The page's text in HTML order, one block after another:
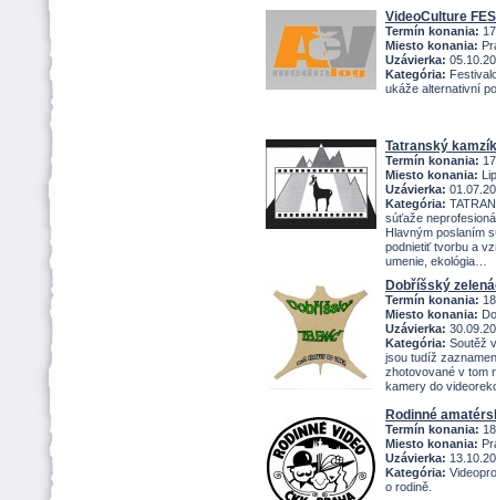
VideoCulture
Termín konania:
Miesto konania:
Uzávierka:
Kategória:
ukáže alternativní
Tatranský kamzík
Termín konania:
Miesto konania:
Uzávierka:
Kategória:
súťaže
Hlavným poslaním
podnietiť tvorbu a
umenie, ekológia
Dobříšský
Termín konania:
Miesto konania:
Uzávierka:
Kategória: Soutěž
jsou tudíž
zhotovované v tom
kamery do
Rodinné
Termín konania:
Miesto konania:
Uzávierka:
Kategória:
o rodině.